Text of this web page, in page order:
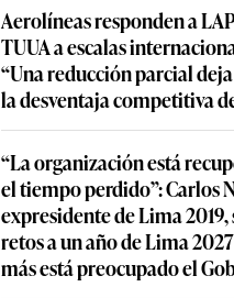
Aerolíneas responden a
TUUA a escalas
“Una reducción parcial
la desventaja competitiva
“La organización está
el tiempo perdido”: Carlos
expresidente de Lima 2019,
retos a un año de Lima
más está preocupado el